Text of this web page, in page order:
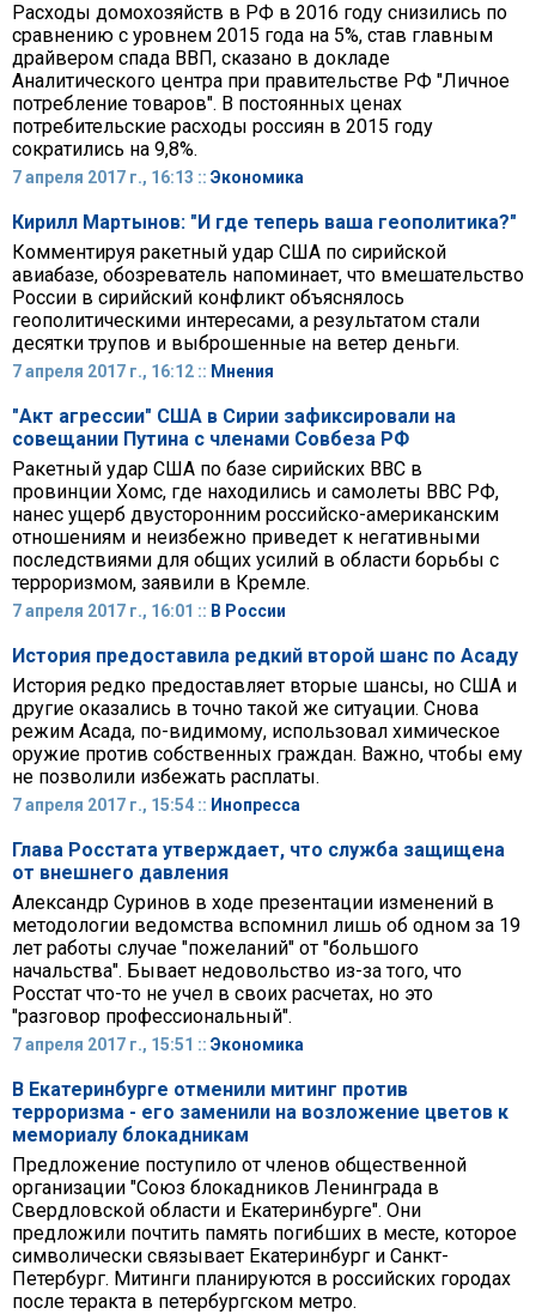
Расходы домохозяйств в РФ в 2016 году снизились по
сравнению с уровнем 2015 года на 5%, став главным
драйвером спада ВВП, сказано в докладе
Аналитического центра при правительстве РФ "Личное
потребление товаров". В постоянных ценах
потребительские расходы россиян в 2015 году
сократились на 9,8%.
7 апреля 2017 г., 16:13 :: Экономика
Кирилл Мартынов: "И где теперь ваша геополитика?"
Комментируя ракетный удар США по сирийской
авиабазе, обозреватель напоминает, что вмешательство
России в сирийский конфликт объяснялось
геополитическими интересами, а результатом стали
десятки трупов и выброшенные на ветер деньги.
7 апреля 2017 г., 16:12 :: Мнения
"Акт агрессии" США в Сирии зафиксировали на
совещании Путина с членами Совбеза РФ
Ракетный удар США по базе сирийских ВВС в
провинции Хомс, где находились и самолеты ВВС РФ,
нанес ущерб двусторонним российско-американским
отношениям и неизбежно приведет к негативными
последствиями для общих усилий в области борьбы с
терроризмом, заявили в Кремле.
7 апреля 2017 г., 16:01 :: В России
История предоставила редкий второй шанс по Асаду
История редко предоставляет вторые шансы, но США и
другие оказались в точно такой же ситуации. Снова
режим Асада, по-видимому, использовал химическое
оружие против собственных граждан. Важно, чтобы ему
не позволили избежать расплаты.
7 апреля 2017 г., 15:54 :: Инопресса
Глава Росстата утверждает, что служба защищена
от внешнего давления
Александр Суринов в ходе презентации изменений в
методологии ведомства вспомнил лишь об одном за 19
лет работы случае "пожеланий" от "большого
начальства". Бывает недовольство из-за того, что
Росстат что-то не учел в своих расчетах, но это
"разговор профессиональный".
7 апреля 2017 г., 15:51 :: Экономика
В Екатеринбурге отменили митинг против
терроризма - его заменили на возложение цветов к
мемориалу блокадникам
Предложение поступило от членов общественной
организации "Союз блокадников Ленинграда в
Свердловской области и Екатеринбурге". Они
предложили почтить память погибших в месте, которое
символически связывает Екатеринбург и Санкт-
Петербург. Митинги планируются в российских городах
после теракта в петербургском метро.